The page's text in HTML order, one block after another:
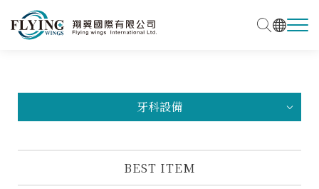
牙科設備
BEST ITEM